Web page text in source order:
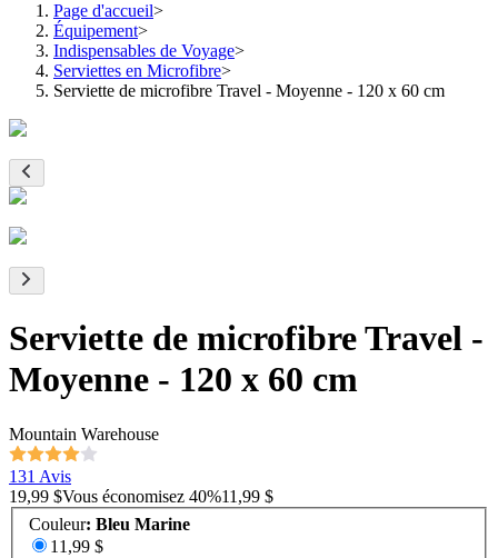
Page d'accueil>
Équipement>
Indispensables de Voyage>
Serviettes en Microfibre>
Serviette de microfibre Travel - Moyenne - 120 x 60 cm
Serviette de microfibre Travel -
Moyenne - 120 x 60 cm
Mountain Warehouse
131 Avis
19,99 $Vous économisez 40%11,99 $
Couleur: Bleu Marine
11,99 $